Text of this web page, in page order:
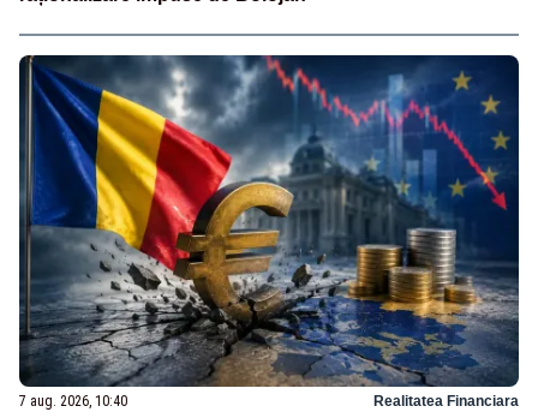
7 aug. 2026, 10:40 Realitatea Financiara